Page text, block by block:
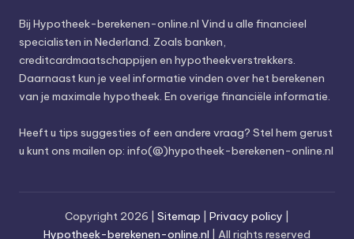
Bij Hypotheek-berekenen-online.nl Vind u alle financieel
specialisten in Nederland. Zoals banken,
creditcardmaatschappijen en hypotheekverstrekkers.
Daarnaast kun je veel informatie vinden over het berekenen
van je maximale hypotheek. En overige financiële informatie.
Heeft u tips suggesties of een andere vraag? Stel hem gerust
u kunt ons mailen op: info(@)hypotheek-berekenen-online.nl
Copyright 2026 | Sitemap Privacy policy
Hypotheek-berekenen-online.nl | All rights reserved